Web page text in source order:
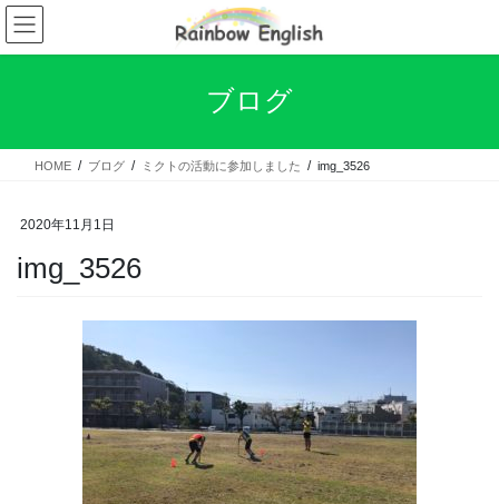
コ
ン
テ
ス
ナ
ビ
ゲ
ン
ブログ
HOME ブログ ミクトの活動に参加しました img_3526
2020年11月1日
img_3526